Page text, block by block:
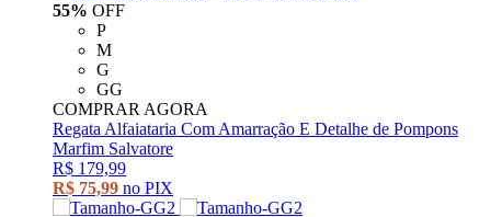
55% OFF
P
M
G
GG
COMPRAR AGORA
Regata Alfaiataria Com Amarração E Detalhe de Pompons
Marfim Salvatore
R$ 179,99
R$ 75,99 no PIX